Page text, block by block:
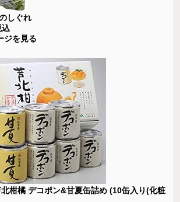
しぐれ
込
ジを見る
柑橘 デコポン&甘夏缶詰め (10缶入り(化粧